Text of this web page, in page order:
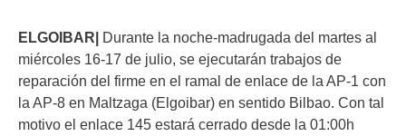
ELGOIBAR| Durante la noche-madrugada del martes al
miércoles 16-17 de julio, se ejecutarán trabajos de
reparación del firme en el ramal de enlace de la AP-1 con
la AP-8 en Maltzaga (Elgoibar) en sentido Bilbao. Con tal
motivo el enlace 145 estará cerrado desde la 01:00h